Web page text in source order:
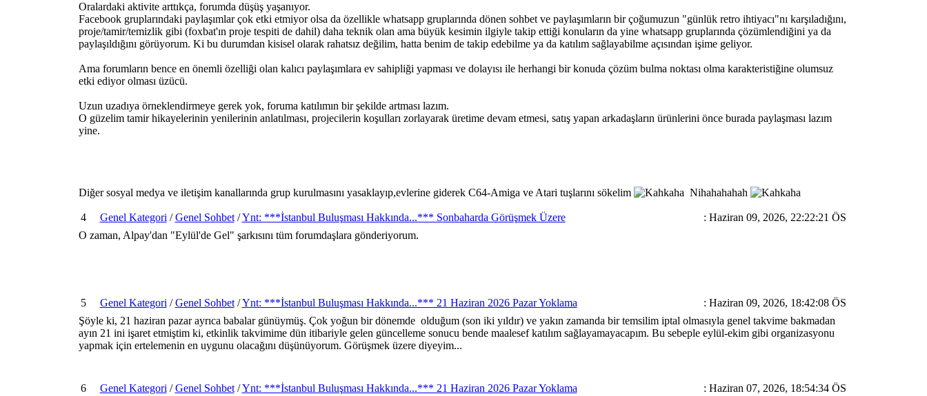
Oralardaki aktivite arttıkça, forumda düşüş yaşanıyor.
Facebook gruplarındaki paylaşımlar çok etki etmiyor olsa da özellikle whatsapp gruplarında dönen sohbet ve paylaşımların bir çoğumuzun "günlük retro ihtiyacı"nı karşıladığını,
proje/tamir/temizlik gibi (foxbat'ın proje tespiti de dahil) daha teknik olan ama büyük kesimin ilgiyle takip ettiği konuların da yine whatsapp gruplarında çözümlendiğini ya da
paylaşıldığını görüyorum. Ki bu durumdan kisisel olarak rahatsız değilim, hatta benim de takip edebilme ya da katılım sağlayabilme açısından işime geliyor.
Ama forumların bence en önemli özelliği olan kalıcı paylaşımlara ev sahipliği yapması ve dolayısı ile herhangi bir konuda çözüm bulma noktası olma karakteristiğine olumsuz
etki ediyor olması üzücü.
Uzun uzadıya örneklendirmeye gerek yok, foruma katılımın bir şekilde artması lazım.
O güzelim tamir hikayelerinin yenilerinin anlatılması, projecilerin koşulları zorlayarak üretime devam etmesi, satış yapan arkadaşların ürünlerini önce burada paylaşması lazım
yine.
Diğer sosyal medya ve iletişim kanallarında grup kurulmasını yasaklayıp,evlerine giderek C64-Amiga ve Atari tuşlarını sökelim Nihahahahah
4 Genel Kategori /Genel Sohbet/Ynt: ***İstanbul Buluşması Hakkında...*** Sonbaharda Görüşmek Üzere
: Haziran 09, 2026, 22:22:21 ÖS
O zaman, Alpay'dan "Eylül'de Gel" şarkısını tüm forumdaşlara gönderiyorum.
5 Genel Kategori /Genel Sohbet/Ynt: ***İstanbul Buluşması Hakkında...*** 21 Haziran 2026 Pazar Yoklama
: Haziran 09, 2026, 18:42:08 ÖS
Şöyle ki, 21 haziran pazar ayrıca babalar günüymüş. Çok yoğun bir dönemde olduğum (son iki yıldır) ve yakın zamanda bir temsilim iptal olmasıyla genel takvime bakmadan
ayın 21 ini işaret etmiştim ki, etkinlik takvimime dün itibariyle gelen güncelleme sonucu bende maalesef katılım sağlayamayacapım. Bu sebeple eylül-ekim gibi organizasyonu
yapmak için ertelemenin en uygunu olacağını düşünüyorum. Görüşmek üzere diyeyim...
6 Genel Kategori /Genel Sohbet/Ynt: ***İstanbul Buluşması Hakkında...*** 21 Haziran 2026 Pazar Yoklama
: Haziran 07, 2026, 18:54:34 ÖS